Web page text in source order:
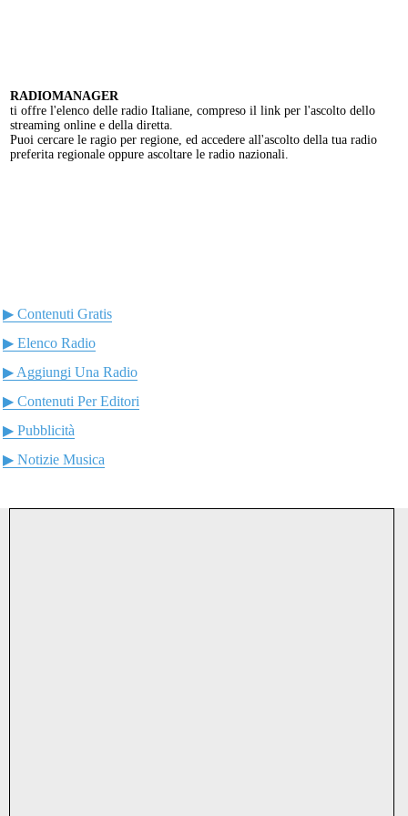
RADIOMANAGER
ti offre l'elenco delle radio Italiane, compreso il link per l'ascolto dello
streaming online e della diretta.
Puoi cercare le ragio per regione, ed accedere all'ascolto della tua radio
preferita regionale oppure ascoltare le radio nazionali.
▶ Contenuti Gratis
▶ Elenco Radio
▶ Aggiungi Una Radio
▶ Contenuti Per Editori
▶ Pubblicità
▶ Notizie Musica